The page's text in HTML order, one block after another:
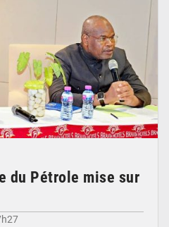
du Pétrole mise sur